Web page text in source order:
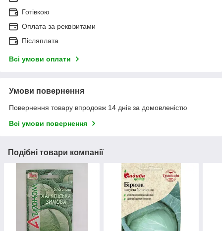
Готівкою
Оплата за реквізитами
Післяплата
Всі умови оплати
Умови повернення
Повернення товару впродовж 14 днів за домовленістю
Всі умови повернення
Подібні товари компанії